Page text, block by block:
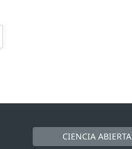
CIENCIA ABIERTA